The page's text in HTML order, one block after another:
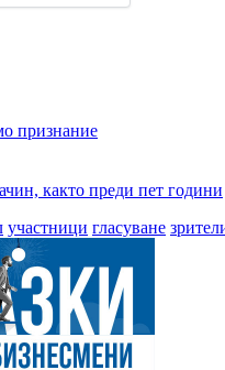
признание
както преди пет години
участници гласуване